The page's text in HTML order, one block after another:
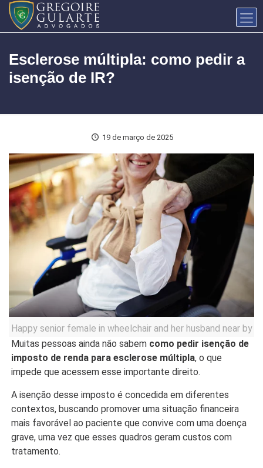
Esclerose múltipla: como pedir a
isenção de IR?
19 de março de 2025
Happy senior female in wheelchair and her husband near by
Muitas pessoas ainda não sabem como pedir isenção de
imposto de renda para esclerose múltipla, o que
impede que acessem esse importante direito.
A isenção desse imposto é concedida em diferentes
contextos, buscando promover uma situação financeira
mais favorável ao paciente que convive com uma doença
grave, uma vez que esses quadros geram custos com
tratamento.